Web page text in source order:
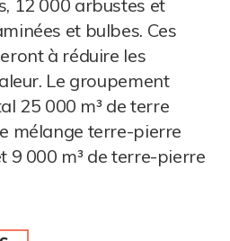
12 000 arbustes et
et bulbes. Ces
à réduire les
Le groupement
25 000 m³ de terre
mélange terre-pierre
9 000 m³ de terre-pierre